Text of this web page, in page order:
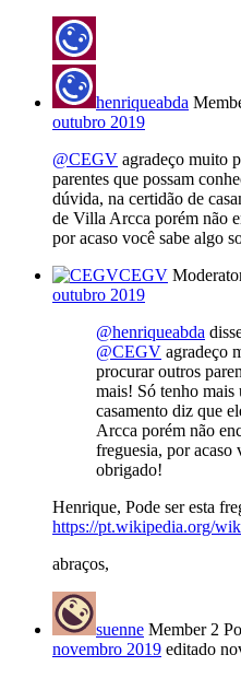
henriqueabda
outubro 2019
@CEGV agradeço muito
parentes que possam
dúvida, na certidão de
de Villa Arcca porém não
por acaso você sabe algo
CEGV
outubro 2019
@henriqueabda
@CEGV agradeço
procurar outros
mais! Só tenho
casamento diz que
Arcca porém não
freguesia, por acaso
obrigado!
Henrique, Pode ser esta
https://pt.wikipedia.org/
abraços,
suenne Member 2
novembro 2019 editado